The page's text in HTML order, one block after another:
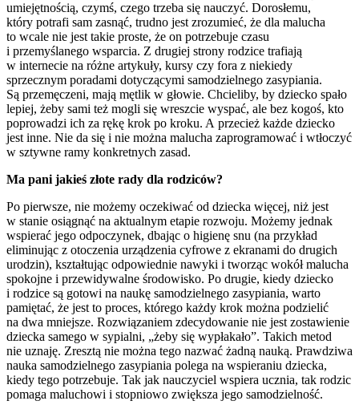
umiejętnością, czymś, czego trzeba się nauczyć. Dorosłemu,
który potrafi sam zasnąć, trudno jest zrozumieć, że dla malucha
to wcale nie jest takie proste, że on potrzebuje czasu
i przemyślanego wsparcia. Z drugiej strony rodzice trafiają
w internecie na różne artykuły, kursy czy fora z niekiedy
sprzecznym poradami dotyczącymi samodzielnego zasypiania.
Są przemęczeni, mają mętlik w głowie. Chcieliby, by dziecko spało
lepiej, żeby sami też mogli się wreszcie wyspać, ale bez kogoś, kto
poprowadzi ich za rękę krok po kroku. A przecież każde dziecko
jest inne. Nie da się i nie można malucha zaprogramować i wtłoczyć
w sztywne ramy konkretnych zasad.
Ma pani jakieś złote rady dla rodziców?
Po pierwsze, nie możemy oczekiwać od dziecka więcej, niż jest
w stanie osiągnąć na aktualnym etapie rozwoju. Możemy jednak
wspierać jego odpoczynek, dbając o higienę snu (na przykład
eliminując z otoczenia urządzenia cyfrowe z ekranami do drugich
urodzin), kształtując odpowiednie nawyki i tworząc wokół malucha
spokojne i przewidywalne środowisko. Po drugie, kiedy dziecko
i rodzice są gotowi na naukę samodzielnego zasypiania, warto
pamiętać, że jest to proces, którego każdy krok można podzielić
na dwa mniejsze. Rozwiązaniem zdecydowanie nie jest zostawienie
dziecka samego w sypialni, „żeby się wypłakało”. Takich metod
nie uznaję. Zresztą nie można tego nazwać żadną nauką. Prawdziwa
nauka samodzielnego zasypiania polega na wspieraniu dziecka,
kiedy tego potrzebuje. Tak jak nauczyciel wspiera ucznia, tak rodzic
pomaga maluchowi i stopniowo zwiększa jego samodzielność.